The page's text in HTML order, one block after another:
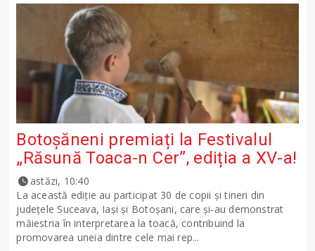
Botoșăneni premiați la Festivalul
„Răsună Toaca-n Cer”, ediția a XV-a!
astăzi, 10:40
La această ediție au participat 30 de copii și tineri din
județele Suceava, Iași și Botoșani, care și-au demonstrat
măiestria în interpretarea la toacă, contribuind la
promovarea uneia dintre cele mai rep...